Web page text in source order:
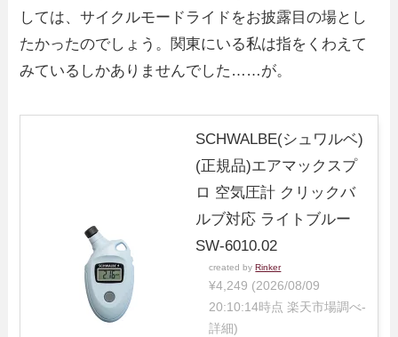
しては、サイクルモードライドをお披露目の場とし
たかったのでしょう。関東にいる私は指をくわえて
みているしかありませんでした……が。
SCHWALBE(シュワルベ)
(正規品)エアマックスプ
ロ 空気圧計 クリックバ
ルブ対応 ライトブルー
SW-6010.02
created byRinker
¥4,249 (2026/08/09
20:10:14時点 楽天市場調べ-
詳細)